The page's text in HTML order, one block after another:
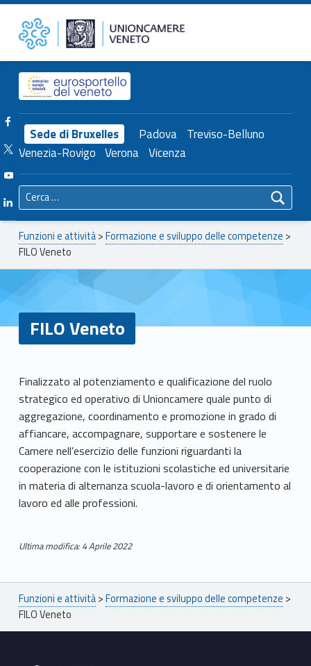
FILO Veneto – Unioncamere del Veneto Unioncamere del Veneto
Header info sidebar
Sede di Bruxelles Padova Treviso-Belluno
Venezia-Rovigo Verona Vicenza
Facebook Unioncamere Veneto
Twitter Unioncamere Veneto
Youtube Unioncamere Veneto
Linkedin Unioncamere Veneto
Ricerca per:
Breadcrumbs navigation
Funzioni e attività>Formazione e sviluppo delle competenze >
FILO Veneto
FILO Veneto
F
I
L
O
V
n
e
t
o
Finalizzato al potenziamento e qualificazione del ruolo
strategico ed operativo di Unioncamere quale punto di
aggregazione, coordinamento e promozione in grado di
affiancare, accompagnare, supportare e sostenere le
Camere nell’esercizio delle funzioni riguardanti la
cooperazione con le istituzioni scolastiche ed universitarie
in materia di alternanza scuola-lavoro e di orientamento al
lavoro ed alle professioni.
Ultima modifica: 4 Aprile 2022
Skip back to main navigation
Breadcrumbs navigation
Funzioni e attività>Formazione e sviluppo delle competenze >
FILO Veneto